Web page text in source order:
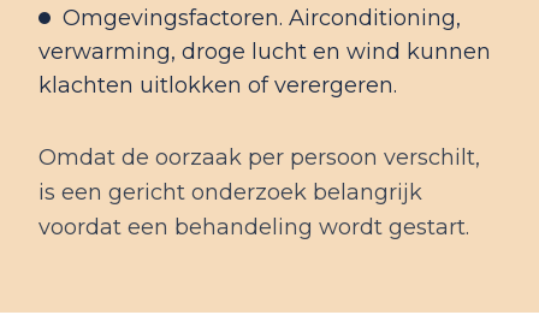
Omgevingsfactoren. Airconditioning,
verwarming, droge lucht en wind kunnen
klachten uitlokken of verergeren.
Omdat de oorzaak per persoon verschilt,
is een gericht onderzoek belangrijk
voordat een behandeling wordt gestart.